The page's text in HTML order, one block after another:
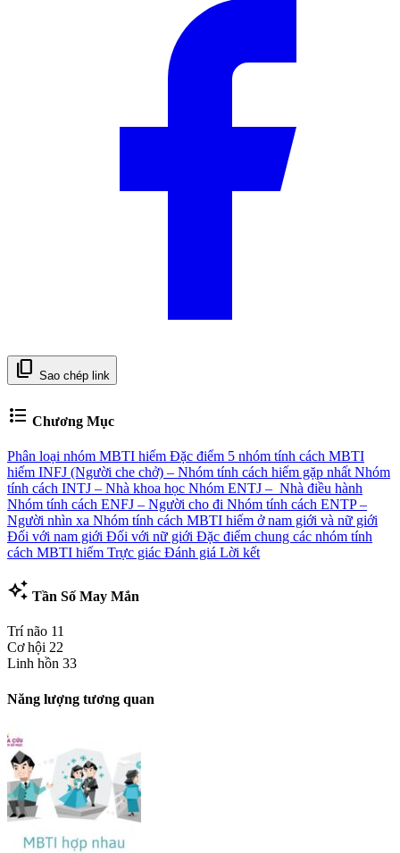
content_copy Sao chép link
format_list_bulleted Chương Mục
Phân loại nhóm MBTI hiếm Đặc điểm 5 nhóm tính cách MBTI
hiếm INFJ (Người che chở) – Nhóm tính cách hiếm gặp nhất Nhóm
tính cách INTJ – Nhà khoa học Nhóm ENTJ – Nhà điều hành
Nhóm tính cách ENFJ – Người cho đi Nhóm tính cách ENTP –
Người nhìn xa Nhóm tính cách MBTI hiếm ở nam giới và nữ giới
Đối với nam giới Đối với nữ giới Đặc điểm chung các nhóm tính
cách MBTI hiếm Trực giác Đánh giá Lời kết
auto_awesome Tần Số May Mắn
Trí não 11
Cơ hội 22
Linh hồn 33
Năng lượng tương quan